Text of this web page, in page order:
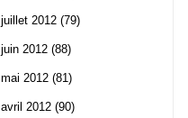
juillet 2012 (79)
juin 2012 (88)
mai 2012 (81)
avril 2012 (90)